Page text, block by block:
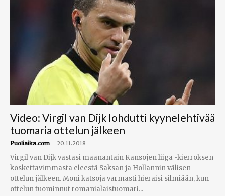
Video: Virgil van Dijk lohdutti kyynelehtivää
tuomaria ottelun jälkeen
Puoliaika.com - 20.11.2018
Virgil van Dijk vastasi maanantain Kansojen liiga -kierroksen
koskettavimmasta eleestä Saksan ja Hollannin välisen
ottelun jälkeen. Moni katsoja varmasti hieraisi silmiään, kun
ottelun tuominnut romanialaistuomari...